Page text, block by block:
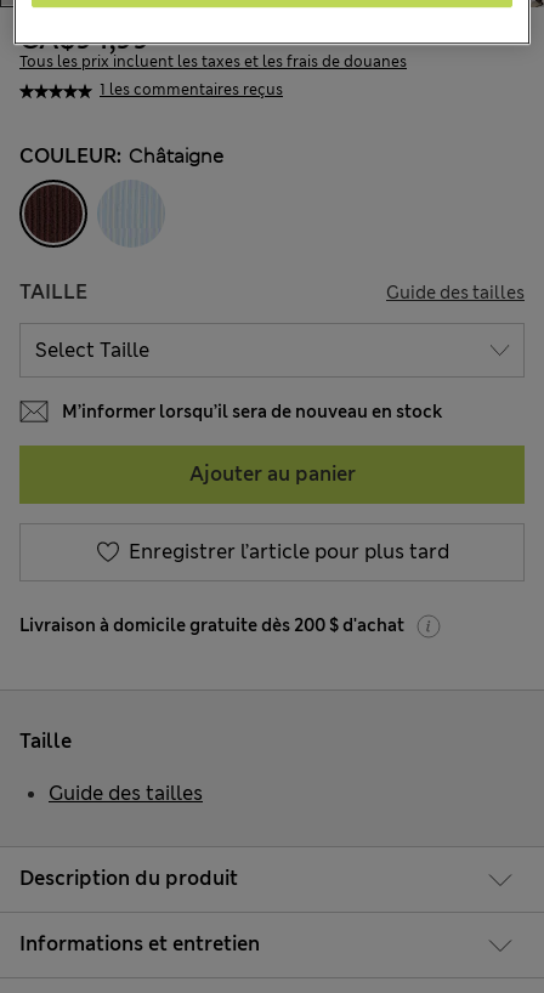
1 les commentaires reçus
CA$94,99
Tous les prix incluent les taxes et les frais de douanes
COULEUR: Châtaigne
TAILLE Guide des tailles
M’informer lorsqu’il sera de nouveau en stock
Ajouter au panier
Enregistrer l’article pour plus tard
Livraison à domicile gratuite dès 200 $ d'achat
Description du produit
Informations et entretien
Taille
Guide des tailles